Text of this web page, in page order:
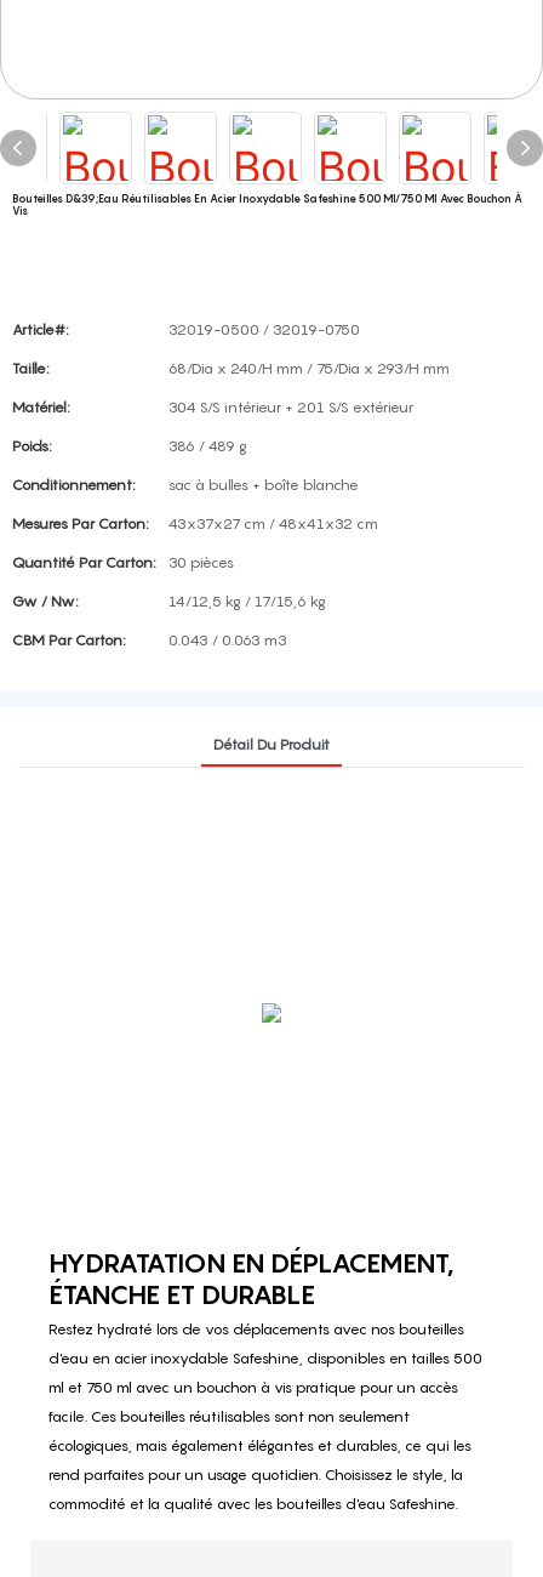
Bouteilles D&39;eau Réutilisables En Acier Inoxydable Safeshine 500 Ml/750 Ml Avec Bouchon À
Vis
Article#: 32019-0500 / 32019-0750
Taille: 68/Dia x 240/H mm / 75/Dia x 293/H mm
Matériel: 304 S/S intérieur + 201 S/S extérieur
Poids: 386 / 489 g
Conditionnement: sac à bulles + boîte blanche
Mesures Par Carton: 43x37x27 cm / 48x41x32 cm
Quantité Par Carton: 30 pièces
Gw / Nw: 14/12,5 kg / 17/15,6 kg
CBM Par Carton: 0.043 / 0.063 m3
Détail Du Produit
HYDRATATION EN DÉPLACEMENT,
ÉTANCHE ET DURABLE
Restez hydraté lors de vos déplacements avec nos bouteilles
d'eau en acier inoxydable Safeshine, disponibles en tailles 500
ml et 750 ml avec un bouchon à vis pratique pour un accès
facile. Ces bouteilles réutilisables sont non seulement
écologiques, mais également élégantes et durables, ce qui les
rend parfaites pour un usage quotidien. Choisissez le style, la
commodité et la qualité avec les bouteilles d'eau Safeshine.